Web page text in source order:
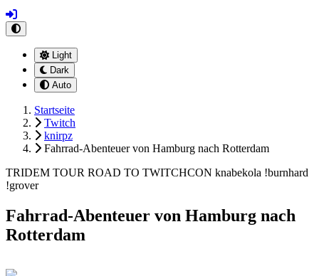
Light
Dark
Auto
Startseite
Twitch
knirpz
Fahrrad-Abenteuer von Hamburg nach Rotterdam
TRIDEM TOUR ROAD TO TWITCHCON knabekola !burnhard
!grover
Fahrrad-Abenteuer von Hamburg nach
Rotterdam